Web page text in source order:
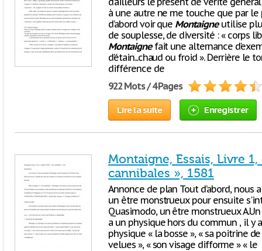
à une autre ne me touche que par
d’abord voir que Montaigneutilise
de souplesse, de diversité : « corps
Montaignefait une alternance
d’étain...chaud ou froid ». Derrière le
différence de
922 Mots / 4 Pages
Lire la suite Enregistrer
Montaigne, Essais, Livre
cannibales », 1581
Annonce de plan Tout d’abord,
un être monstrueux pour ensuite
Quasimodo, un être monstrueux
a un physique hors du commun , il y
physique « la bosse », « sa poitrine
velues », « son visage difforme » « le